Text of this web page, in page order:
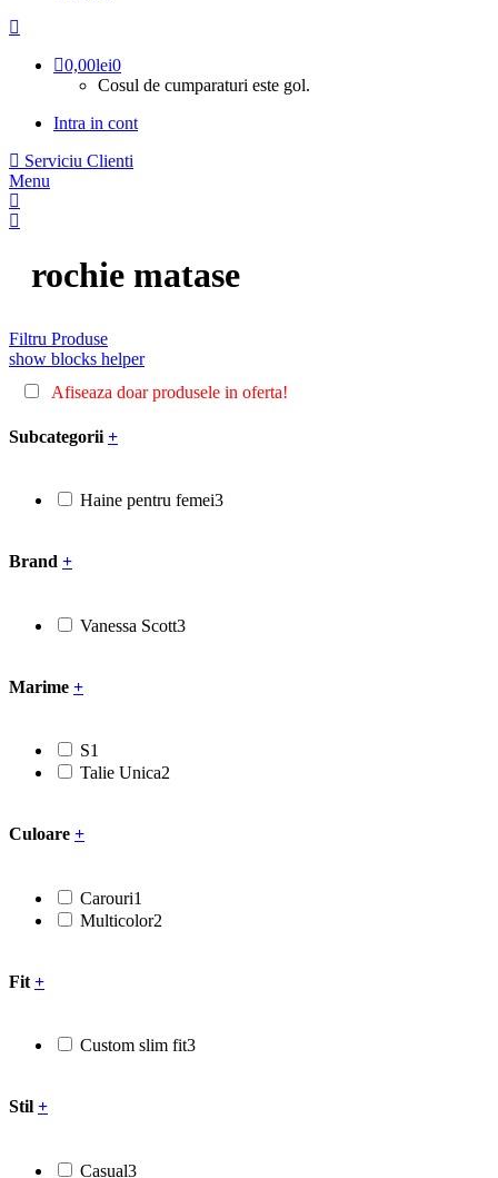
0,00lei0
Cosul de cumparaturi este gol.
Intra in cont
Serviciu Clienti
Menu
rochie matase
Filtru Produse
show blocks helper
Afiseaza doar produsele in oferta!
Subcategorii +
Haine pentru femei3
Brand +
Vanessa Scott3
Marime +
S1
Talie Unica2
Culoare +
Carouri1
Multicolor2
Fit +
Custom slim fit3
Stil +
Casual3